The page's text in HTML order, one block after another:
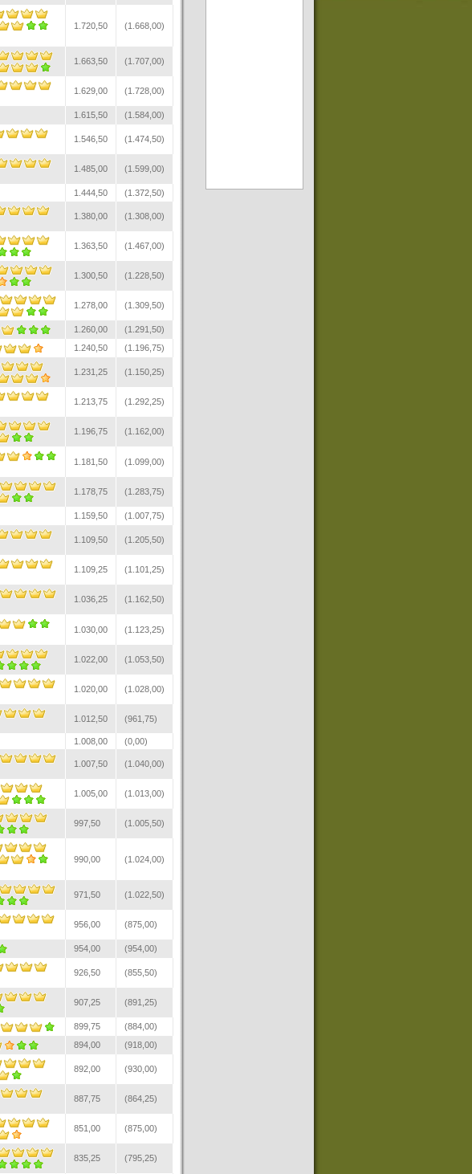
1.720,50
(1.668,00)
1.663,50 (1.707,00)
1.629,00 (1.728,00)
1.615,50 (1.584,00)
1.546,50 (1.474,50)
1.485,00 (1.599,00)
1.444,50 (1.372,50)
1.380,00 (1.308,00)
1.363,50 (1.467,00)
1.300,50 (1.228,50)
1.278,00 (1.309,50)
1.260,00
(1.291,50)
1.240,50 (1.196,75)
1.231,25 (1.150,25)
1.213,75 (1.292,25)
1.196,75 (1.162,00)
1.181,50 (1.099,00)
1.178,75 (1.283,75)
1.159,50 (1.007,75)
1.109,50 (1.205,50)
1.109,25 (1.101,25)
1.036,25 (1.162,50)
1.030,00 (1.123,25)
1.022,00 (1.053,50)
1.020,00 (1.028,00)
1.012,50 (961,75)
1.008,00 (0,00)
1.007,50 (1.040,00)
1.005,00 (1.013,00)
997,50 (1.005,50)
990,00
(1.024,00)
971,50 (1.022,50)
956,00 (875,00)
954,00 (954,00)
926,50 (855,50)
907,25 (891,25)
899,75
(884,00)
894,00 (918,00)
892,00 (930,00)
887,75 (864,25)
851,00 (875,00)
835,25 (795,25)